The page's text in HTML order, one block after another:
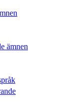
ämnen